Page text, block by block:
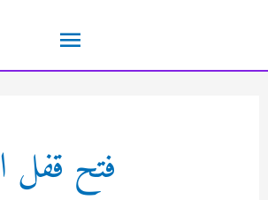
المحتوى
القائمة
الرئيسية
فتح قفل